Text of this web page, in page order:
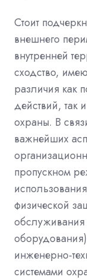
Стоит
внешнего
внутренней
сходство,
различия как
действий, так
охраны. В
важнейших
пропускном
физической
обслуживания
инженерно-
системами